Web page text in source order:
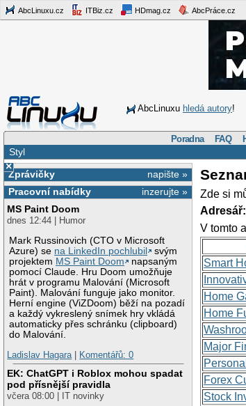
AbcLinuxu.cz ITBiz.cz HDmag.cz AbcPráce.cz
AbcLinuxu hledá autory!
Poradna FAQ
Styl
×
napište »
Zprávičky
inzerujte »
Pracovní nabídky
MS Paint Doom
dnes 12:44 | Humor
Mark Russinovich (CTO v Microsoft
Azure) se na LinkedIn pochlubil
svým
projektem MS Paint Doom
napsaným
pomocí Claude. Hru Doom umožňuje
hrát v programu Malování (Microsoft
Paint). Malování funguje jako monitor.
Herní engine (ViZDoom) běží na pozadí
a každý vykreslený snímek hry vkládá
automaticky přes schránku (clipboard)
do Malování.
Ladislav Hagara| Komentářů: 0
EK: ChatGPT i Roblox mohou spadat
pod přísnější pravidla
včera 08:00 | IT novinky
Zde si
V tomto
Smart
Home
Home
Major
Forex
Stock